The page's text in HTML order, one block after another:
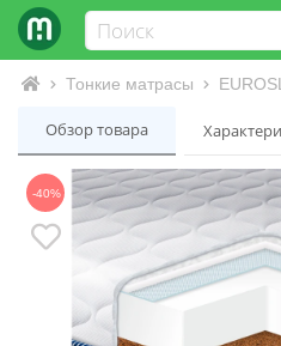
Интернет-магазин матрасов
Тонкие матрасы
Обзор товара
-40%